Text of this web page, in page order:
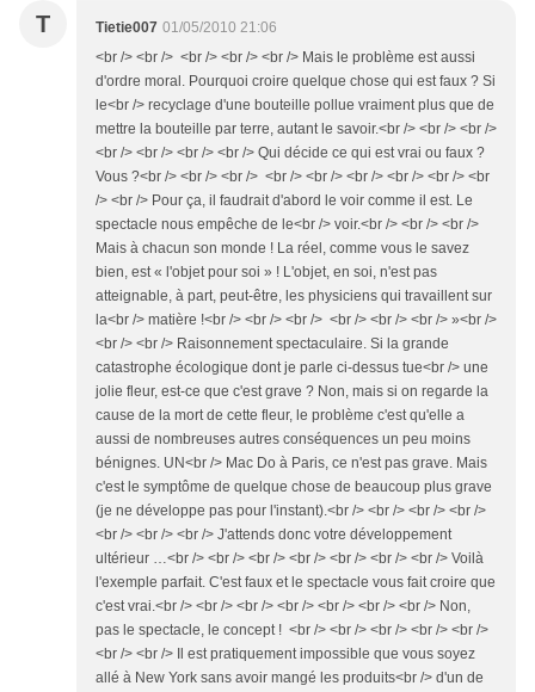
T Tietie007 01/05/2010 21:06
<br /> <br /> <br /> <br /> <br /> Mais le problème est aussi
d'ordre moral. Pourquoi croire quelque chose qui est faux ? Si
le<br /> recyclage d'une bouteille pollue vraiment plus que de
mettre la bouteille par terre, autant le savoir.<br /> <br /> <br />
<br /> <br /> <br /> <br /> Qui décide ce qui est vrai ou faux ?
Vous ?<br /> <br /> <br /> <br /> <br /> <br /> <br /> <br /> <br
/> <br /> Pour ça, il faudrait d'abord le voir comme il est. Le
spectacle nous empêche de le<br /> voir.<br /> <br /> <br />
Mais à chacun son monde ! La réel, comme vous le savez
bien, est « l'objet pour soi » ! L'objet, en soi, n'est pas
atteignable, à part, peut-être, les physiciens qui travaillent sur
la<br /> matière !<br /> <br /> <br /> <br /> <br /> <br /> »<br />
<br /> <br /> Raisonnement spectaculaire. Si la grande
catastrophe écologique dont je parle ci-dessus tue<br /> une
jolie fleur, est-ce que c'est grave ? Non, mais si on regarde la
cause de la mort de cette fleur, le problème c'est qu'elle a
aussi de nombreuses autres conséquences un peu moins
bénignes. UN<br /> Mac Do à Paris, ce n'est pas grave. Mais
c'est le symptôme de quelque chose de beaucoup plus grave
(je ne développe pas pour l'instant).<br /> <br /> <br /> <br />
<br /> <br /> <br /> J'attends donc votre développement
ultérieur …<br /> <br /> <br /> <br /> <br /> <br /> <br /> Voilà
l'exemple parfait. C'est faux et le spectacle vous fait croire que
c'est vrai.<br /> <br /> <br /> <br /> <br /> <br /> <br /> Non,
pas le spectacle, le concept ! <br /> <br /> <br /> <br /> <br />
<br /> <br /> Il est pratiquement impossible que vous soyez
allé à New York sans avoir mangé les produits<br /> d'un de